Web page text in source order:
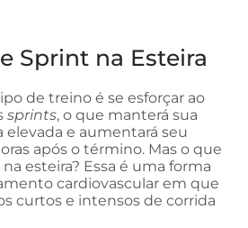
Sprint na Esteira
de treino é se esforçar ao
sprints, o que manterá sua
elevada e aumentará seu
após o término. Mas o que
esteira? Essa é uma forma
cardiovascular em que
curtos e intensos de corrida